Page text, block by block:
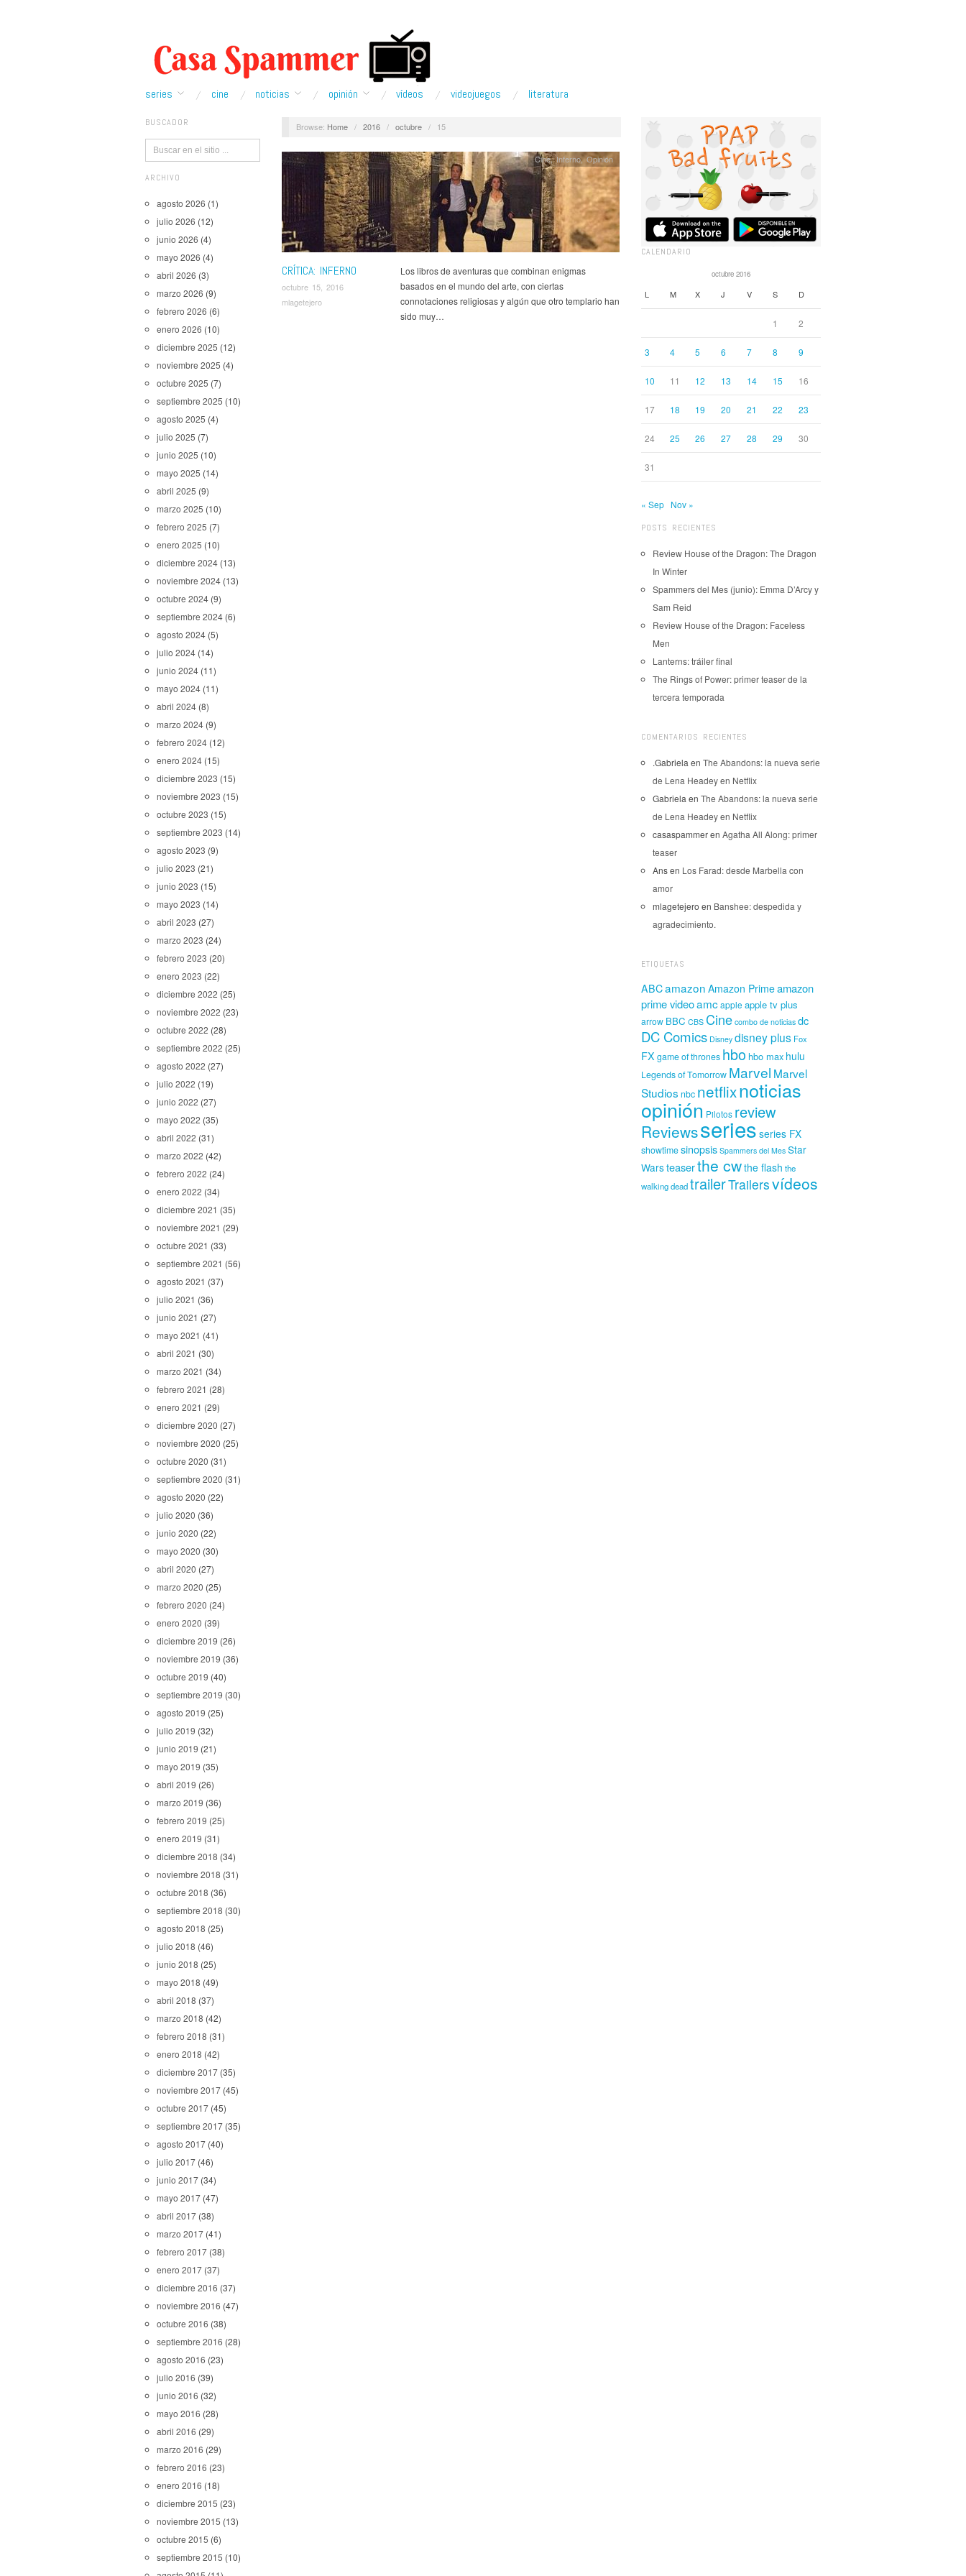
series cine noticias opinión ví­deos videojuegos literatura
BUSCADOR
ARCHIVO
agosto 2026 (1)
julio 2026 (12)
junio 2026 (4)
mayo 2026 (4)
abril 2026 (3)
marzo 2026 (9)
febrero 2026 (6)
enero 2026 (10)
diciembre 2025 (12)
noviembre 2025 (4)
octubre 2025 (7)
septiembre 2025 (10)
agosto 2025 (4)
julio 2025 (7)
junio 2025 (10)
mayo 2025 (14)
abril 2025 (9)
marzo 2025 (10)
febrero 2025 (7)
enero 2025 (10)
diciembre 2024 (13)
noviembre 2024 (13)
octubre 2024 (9)
septiembre 2024 (6)
agosto 2024 (5)
julio 2024 (14)
junio 2024 (11)
mayo 2024 (11)
abril 2024 (8)
marzo 2024 (9)
febrero 2024 (12)
enero 2024 (15)
diciembre 2023 (15)
noviembre 2023 (15)
octubre 2023 (15)
septiembre 2023 (14)
agosto 2023 (9)
julio 2023 (21)
junio 2023 (15)
mayo 2023 (14)
abril 2023 (27)
marzo 2023 (24)
febrero 2023 (20)
enero 2023 (22)
diciembre 2022 (25)
noviembre 2022 (23)
octubre 2022 (28)
septiembre 2022 (25)
agosto 2022 (27)
julio 2022 (19)
junio 2022 (27)
mayo 2022 (35)
abril 2022 (31)
marzo 2022 (42)
febrero 2022 (24)
enero 2022 (34)
diciembre 2021 (35)
noviembre 2021 (29)
octubre 2021 (33)
septiembre 2021 (56)
agosto 2021 (37)
julio 2021 (36)
junio 2021 (27)
mayo 2021 (41)
abril 2021 (30)
marzo 2021 (34)
febrero 2021 (28)
enero 2021 (29)
diciembre 2020 (27)
noviembre 2020 (25)
octubre 2020 (31)
septiembre 2020 (31)
agosto 2020 (22)
julio 2020 (36)
junio 2020 (22)
mayo 2020 (30)
abril 2020 (27)
marzo 2020 (25)
febrero 2020 (24)
enero 2020 (39)
diciembre 2019 (26)
noviembre 2019 (36)
octubre 2019 (40)
septiembre 2019 (30)
agosto 2019 (25)
julio 2019 (32)
junio 2019 (21)
mayo 2019 (35)
abril 2019 (26)
marzo 2019 (36)
febrero 2019 (25)
enero 2019 (31)
diciembre 2018 (34)
noviembre 2018 (31)
octubre 2018 (36)
septiembre 2018 (30)
agosto 2018 (25)
julio 2018 (46)
junio 2018 (25)
mayo 2018 (49)
abril 2018 (37)
marzo 2018 (42)
febrero 2018 (31)
enero 2018 (42)
diciembre 2017 (35)
noviembre 2017 (45)
octubre 2017 (45)
septiembre 2017 (35)
agosto 2017 (40)
julio 2017 (46)
junio 2017 (34)
mayo 2017 (47)
abril 2017 (38)
marzo 2017 (41)
febrero 2017 (38)
enero 2017 (37)
diciembre 2016 (37)
noviembre 2016 (47)
octubre 2016 (38)
septiembre 2016 (28)
agosto 2016 (23)
julio 2016 (39)
junio 2016 (32)
mayo 2016 (28)
abril 2016 (29)
marzo 2016 (29)
febrero 2016 (23)
enero 2016 (18)
diciembre 2015 (23)
noviembre 2015 (13)
octubre 2015 (6)
septiembre 2015 (10)
Browse: Home / 2016 / octubre / 15
CRÍTICA: INFERNO
octubre 15, 2016
mlagetejero
Cine,Inferno,Opinión
Los libros de aventuras que combinan enigmas
basados en el mundo del arte, con ciertas
connotaciones religiosas y algún que otro templario han
sido muy…
CALENDARIO
octubre 2016
L M X J V S D
1 2
3 4 5 6 7 8 9
10 11 12 13 14 15 16
17 18 19 20 21 22 23
24 25 26 27 28 29 30
31
« Sep Nov »
POSTS RECIENTES
Review House of the Dragon: The Dragon
In Winter
Spammers del Mes (junio): Emma D’Arcy y
Sam Reid
Review House of the Dragon: Faceless
Men
Lanterns: tráiler final
The Rings of Power: primer teaser de la
tercera temporada
COMENTARIOS RECIENTES
.Gabriela en The Abandons: la nueva serie
de Lena Headey en Netflix
Gabriela en The Abandons: la nueva serie
de Lena Headey en Netflix
casaspammeren Agatha All Along: primer
teaser
Ansen Los Farad: desde Marbella con
amor
mlagetejero en Banshee: despedida y
agradecimiento.
ETIQUETAS
ABCamazon Amazon Primeamazon
prime videoamcapple apple tv plus
arrow BBC CBS Cine combo de noticias dc
DC Comics Disney disney plus Fox
FX game of thrones hbo hbo max hulu
Legends of Tomorrow Marvel Marvel
Studios nbc netflixnoticias
opinión Pilotos review
Reviewsseries series FX
showtimesinopsis Spammers del Mes Star
Warsteaserthe cwthe flash the
walking deadtrailerTrailersvídeos